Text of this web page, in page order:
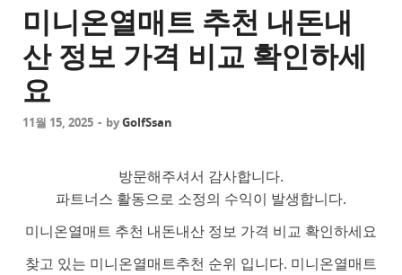
미니온열매트 추천 내돈내
산 정보 가격 비교 확인하세
요
11월 15, 2025 - byGolfSsan
방문해주셔서 감사합니다.
파트너스 활동으로 소정의 수익이 발생합니다.
미니온열매트 추천 내돈내산 정보 가격 비교 확인하세요
찾고 있는 미니온열매트추천 순위 입니다. 미니온열매트